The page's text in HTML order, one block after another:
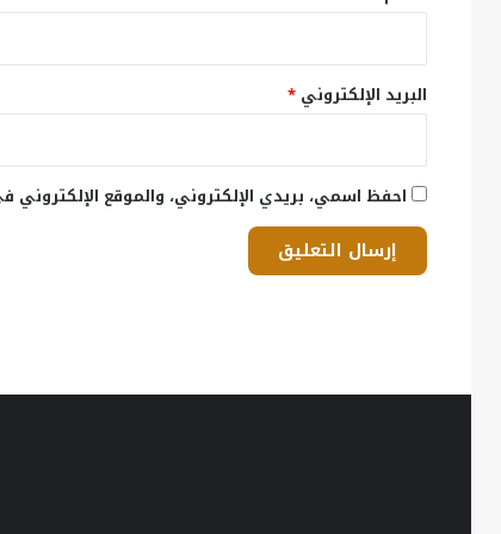
البريد الإلكتروني *
احفظ اسمي، بريدي الإلكتروني، والموقع